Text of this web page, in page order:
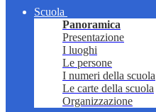
Scuola
Panoramica
Presentazione
I luoghi
Le persone
I numeri della scuola
Le carte della scuola
Organizzazione